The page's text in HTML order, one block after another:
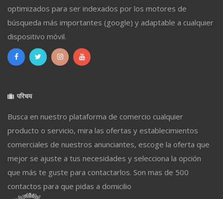
optimizados para ser indexados por los motores de
búsqueda más importantes (google) y adaptable a cualquier
dispositivo móvil.
परिचय
Busca en nuestro plataforma de comercio cualquier
producto o servicio, mira las ofertas y establecimientos
comerciales de nuestros anunciantes, escoge la oferta que
mejor se ajuste a tus necesidades y selecciona la opción
que más te guste para contactarlos. Son mas de 500
contactos para que pidas a domicilio